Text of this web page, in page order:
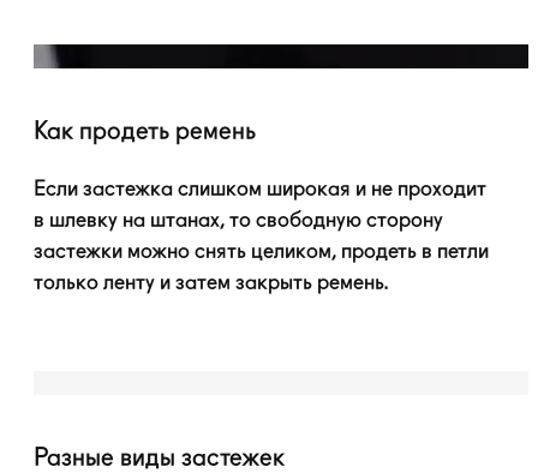
Как продеть ремень
Если застежка слишком широкая и не проходит
в шлевку на штанах, то свободную сторону
застежки можно снять целиком, продеть в петли
только ленту и затем закрыть ремень.
Разные виды застежек